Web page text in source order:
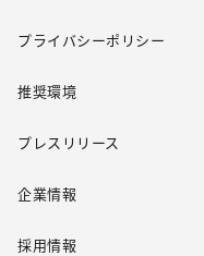
プライバシーポリシー
推奨環境
プレスリリース
企業情報
採用情報